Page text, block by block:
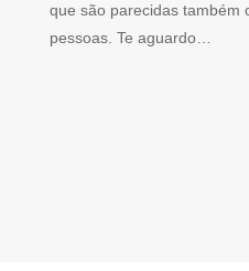
que são parecidas também
pessoas. Te aguardo…